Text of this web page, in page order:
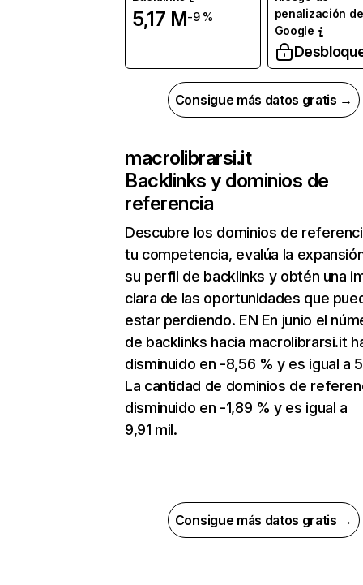
5,17 M-9 %
penalización de
Google
Consigue más datos gratis →
macrolibrarsi.it
Backlinks y dominios de
referencia
Descubre los dominios de
tu competencia, evalúa la
su perfil de backlinks y obtén una
clara de las oportunidades que
estar perdiendo. EN En junio el
de backlinks hacia macrolibrarsi.it
disminuido en -8,56 % y es igual a
La cantidad de dominios de
disminuido en -1,89 % y es igual a
9,91 mil.
Consigue más datos gratis →